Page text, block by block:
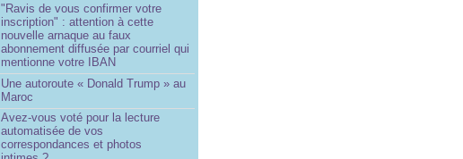
"Ravis de vous confirmer votre
inscription" : attention à cette
nouvelle arnaque au faux
abonnement diffusée par courriel qui
mentionne votre IBAN
Une autoroute « Donald Trump » au
Maroc
Avez-vous voté pour la lecture
automatisée de vos
correspondances et photos